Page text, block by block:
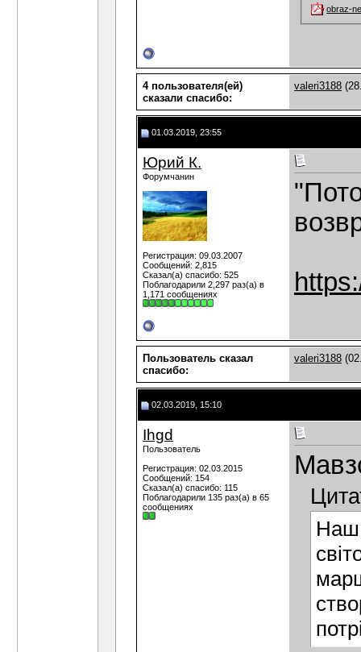
obraz-
4 пользователя(ей)
сказали cпасибо:
valeri3188
01.03.2019, 23:55
Юрий К.
Форумчанин
Регистрация: 09.03.2007
Сообщений: 2,815
Сказал(а) спасибо: 525
Поблагодарили 2,297 раз(а) в
1,171 сообщениях
Пользователь сказал
cпасибо:
valeri3188
02.03.2019, 15:10
Ihgd
Пользователь
Регистрация: 02.03.2015
Сообщений: 154
Сказал(а) спасибо: 115
Поблагодарили 135 раз(а) в 65
сообщениях
Наш